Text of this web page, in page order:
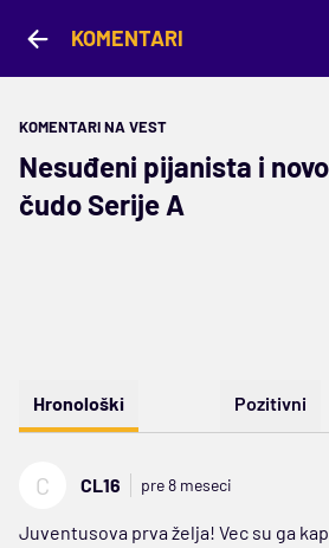
KOMENTARI
KOMENTARI NA VEST
Nesuđeni pijanista i
čudo Serije A
Hronološki Pozitivni
C CL16 pre 8 meseci
Juventusova prva želja! Vec su ga